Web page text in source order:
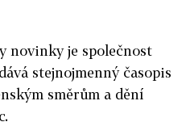
novinky je společnost
stejnojmenný časopis
směrům a dění